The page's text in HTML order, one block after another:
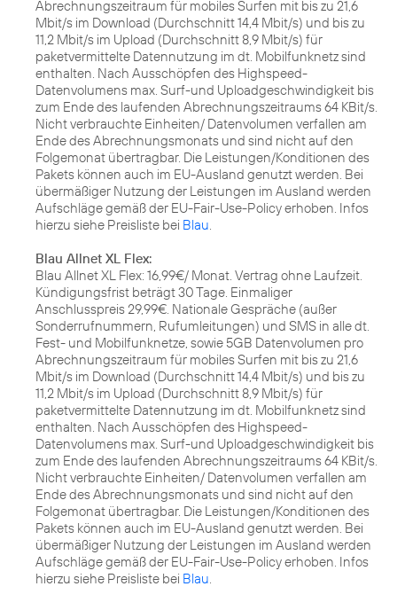
Abrechnungszeitraum für mobiles Surfen mit bis zu 21,6
Mbit/s im Download (Durchschnitt 14,4 Mbit/s) und bis zu
11,2 Mbit/s im Upload (Durchschnitt 8,9 Mbit/s) für
paketvermittelte Datennutzung im dt. Mobilfunknetz sind
enthalten. Nach Ausschöpfen des Highspeed-
Datenvolumens max. Surf-und Uploadgeschwindigkeit bis
zum Ende des laufenden Abrechnungszeitraums 64 KBit/s.
Nicht verbrauchte Einheiten/ Datenvolumen verfallen am
Ende des Abrechnungsmonats und sind nicht auf den
Folgemonat übertragbar. Die Leistungen/Konditionen des
Pakets können auch im EU-Ausland genutzt werden. Bei
übermäßiger Nutzung der Leistungen im Ausland werden
Aufschläge gemäß der EU-Fair-Use-Policy erhoben. Infos
hierzu siehe Preisliste bei Blau.
Blau Allnet XL Flex:
Blau Allnet XL Flex: 16,99€/ Monat. Vertrag ohne Laufzeit.
Kündigungsfrist beträgt 30 Tage. Einmaliger
Anschlusspreis 29,99€. Nationale Gespräche (außer
Sonderrufnummern, Rufumleitungen) und SMS in alle dt.
Fest- und Mobilfunknetze, sowie 5GB Datenvolumen pro
Abrechnungszeitraum für mobiles Surfen mit bis zu 21,6
Mbit/s im Download (Durchschnitt 14,4 Mbit/s) und bis zu
11,2 Mbit/s im Upload (Durchschnitt 8,9 Mbit/s) für
paketvermittelte Datennutzung im dt. Mobilfunknetz sind
enthalten. Nach Ausschöpfen des Highspeed-
Datenvolumens max. Surf-und Uploadgeschwindigkeit bis
zum Ende des laufenden Abrechnungszeitraums 64 KBit/s.
Nicht verbrauchte Einheiten/ Datenvolumen verfallen am
Ende des Abrechnungsmonats und sind nicht auf den
Folgemonat übertragbar. Die Leistungen/Konditionen des
Pakets können auch im EU-Ausland genutzt werden. Bei
übermäßiger Nutzung der Leistungen im Ausland werden
Aufschläge gemäß der EU-Fair-Use-Policy erhoben. Infos
hierzu siehe Preisliste bei Blau.